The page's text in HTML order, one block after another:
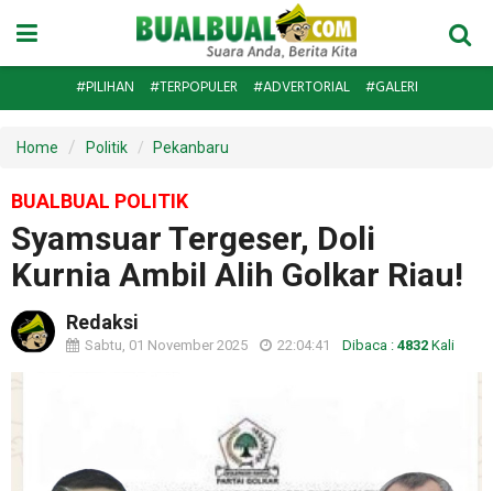
#PILIHAN #TERPOPULER #ADVERTORIAL #GALERI
Home Politik Pekanbaru
BUALBUAL POLITIK
Syamsuar Tergeser, Doli
Kurnia Ambil Alih Golkar Riau!
Redaksi
Sabtu, 01 November 2025 22:04:41 Dibaca : 4832 Kali